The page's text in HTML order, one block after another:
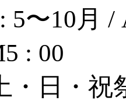
5〜10月
: 00
・日・祝